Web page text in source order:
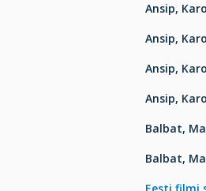
Ansip,
Ansip,
Ansip,
Ansip,
Balbat,
Balbat,